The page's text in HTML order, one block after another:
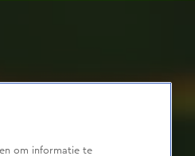
om informatie te